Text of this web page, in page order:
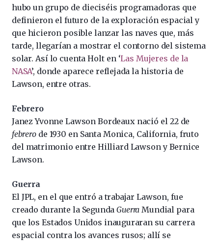
hubo un grupo de dieciséis programadoras que
definieron el futuro de la exploración espacial y
que hicieron posible lanzar las naves que, más
tarde, llegarían a mostrar el contorno del sistema
solar. Así lo cuenta Holt en ‘Las Mujeres de la
NASA’, donde aparece reflejada la historia de
Lawson, entre otras.
Febrero
Janez Yvonne Lawson Bordeaux nació el 22 de
febrero de 1930 en Santa Monica, California, fruto
del matrimonio entre Hilliard Lawson y Bernice
Lawson.
Guerra
El JPL, en el que entró a trabajar Lawson, fue
creado durante la SegundaGuerraMundial para
que los Estados Unidos inauguraran su carrera
espacial contra los avances rusos; allí se